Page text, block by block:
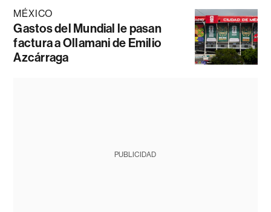
MÉXICO
Gastos del Mundial le pasan
factura a Ollamani de Emilio
Azcárraga
PUBLICIDAD